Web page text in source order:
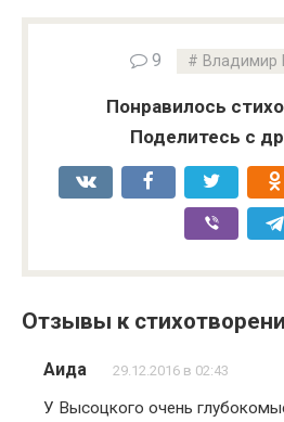
9 Владимир
Понравилось
Поделитесь с
Отзывы к
Аида 29.12.2016 в 02:43
У Высоцкого очень